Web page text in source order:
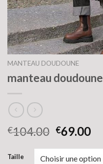
MANTEAU DOUDOUNE
manteau doudoune
€104.00 €69.00
Taille